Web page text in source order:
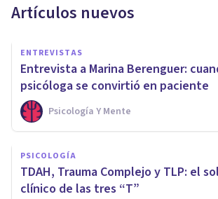
Artículos nuevos
ENTREVISTAS
Entrevista a Marina Berenguer:
psicóloga se convirtió en paciente
Psicología Y Mente
PSICOLOGÍA
TDAH, Trauma Complejo y TLP: el
clínico de las tres “T”